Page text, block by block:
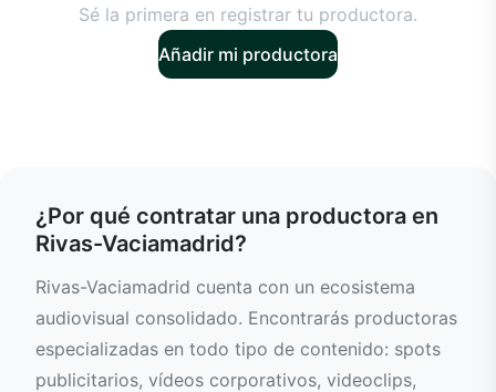
Sé la primera en registrar tu productora.
Añadir mi productora
¿Por qué contratar una productora en
Rivas-Vaciamadrid?
Rivas-Vaciamadrid cuenta con un ecosistema
audiovisual consolidado. Encontrarás productoras
especializadas en todo tipo de contenido: spots
publicitarios, vídeos corporativos, videoclips,